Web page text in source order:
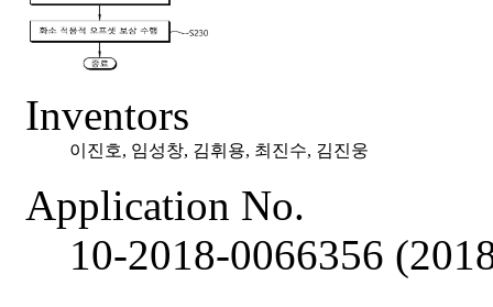
Inventors
이진호, 임성창, 김휘용, 최진수, 김진웅
Application No.
10-2018-0066356